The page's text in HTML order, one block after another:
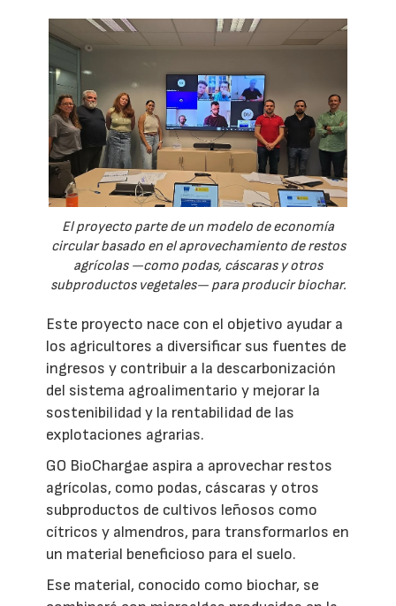
El proyecto parte de un modelo de economía
circular basado en el aprovechamiento de restos
agrícolas —como podas, cáscaras y otros
subproductos vegetales— para producir biochar.
Este proyecto nace con el objetivo ayudar a
los agricultores a diversificar sus fuentes de
ingresos y contribuir a la descarbonización
del sistema agroalimentario y mejorar la
sostenibilidad y la rentabilidad de las
explotaciones agrarias.
GO BioChargae aspira a aprovechar restos
agrícolas, como podas, cáscaras y otros
subproductos de cultivos leñosos como
cítricos y almendros, para transformarlos en
un material beneficioso para el suelo.
Ese material, conocido como biochar, se